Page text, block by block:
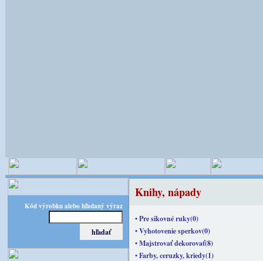
Kód výrobku alebo hľadaný výraz
Knihy, nápady
• Pre sikovné ruky(0)
• Vyhotovenie sperkov(0)
• Majstrovať dekorovať(8)
• Farby, ceruzky, kriedy(1)